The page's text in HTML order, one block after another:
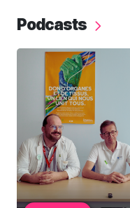
Podcasts